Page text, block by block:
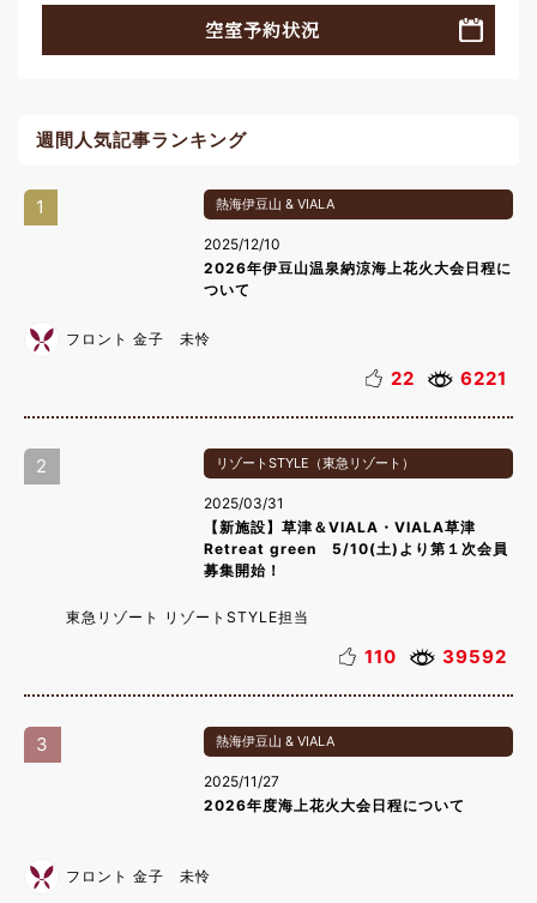
空室予約状況
週間人気記事ランキング
1 熱海伊豆山 & VIALA
2025/12/10
2026年伊豆山温泉納涼海上花火大会日程に
ついて
フロント 金子 未怜
22 6221
2 リゾートSTYLE（東急リゾート）
2025/03/31
【新施設】草津＆VIALA・VIALA草津
Retreat green 5/10(土)より第１次会員
募集開始！
東急リゾート リゾートSTYLE担当
110 39592
3 熱海伊豆山 & VIALA
2025/11/27
2026年度海上花火大会日程について
フロント 金子 未怜